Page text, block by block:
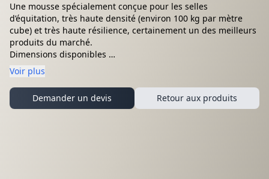
Une mousse spécialement conçue pour les selles
d’équitation, très haute densité (environ 100 kg par mètre
cube) et très haute résilience, certainement un des meilleurs
produits du marché.
Dimensions disponibles
2000 x 1000 x 11 cm
2000 x 1000 x 15 cm
Voir plus
Demander un devis Retour aux produits